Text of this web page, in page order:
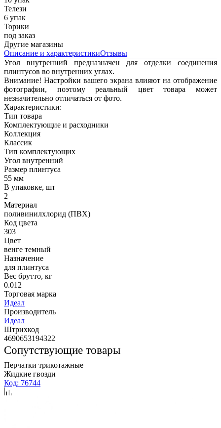
Телези
6 упак
Торики
под заказ
Другие магазины
Описание и характеристикиОтзывы
Угол внутренний предназначен для отделки соединения
плинтусов во внутренних углах.
Внимание! Настройки вашего экрана влияют на отображение
фотографии, поэтому реальный цвет товара может
незначительно отличаться от фото.
Характеристики:
Тип товара
Комплектующие и расходники
Коллекция
Классик
Тип комплектующих
Угол внутренний
Размер плинтуса
55 мм
В упаковке, шт
2
Материал
поливинилхлорид (ПВХ)
Код цвета
303
Цвет
венге темный
Назначение
для плинтуса
Вес брутто, кг
0.012
Торговая марка
Идеал
Производитель
Идеал
Штрихкод
4690653194322
Сопутствующие товары
Перчатки трикотажные
Жидкие гвозди
Код: 76744